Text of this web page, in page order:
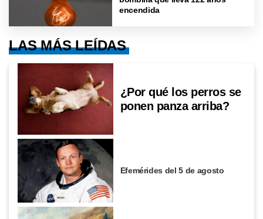
encendida
LAS MÁS LEÍDAS
¿Por qué los perros se
ponen panza arriba?
Efemérides del 5 de agosto